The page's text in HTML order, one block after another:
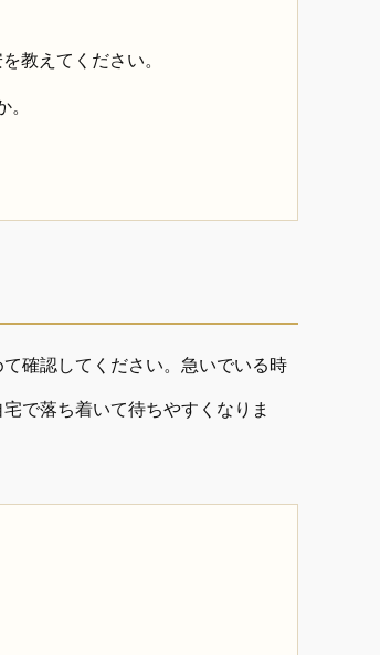
教えてください。
確認してください。急いでいる時
で落ち着いて待ちやすくなりま